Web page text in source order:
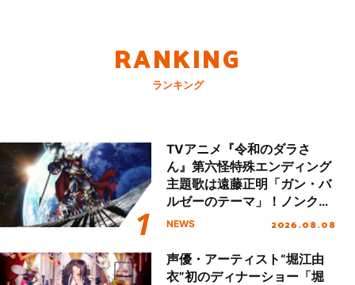
RANKING
ランキング
TVアニメ『令和のダラさ
ん』第六怪特殊エンディング
主題歌は遠藤正明「ガン・バ
ルゼーのテーマ」！ノンクレ
ジットエンディング映像も公
NEWS 2026.08.08
声優・アーティスト“堀江由
衣”初のディナーショー「堀